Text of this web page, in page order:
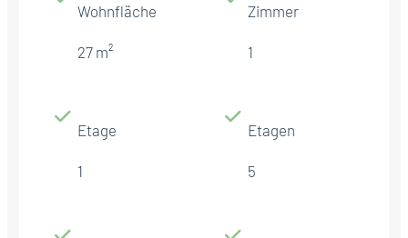
Wohnfläche
27 m²
Zimmer
1
Etage
1
Etagen
5